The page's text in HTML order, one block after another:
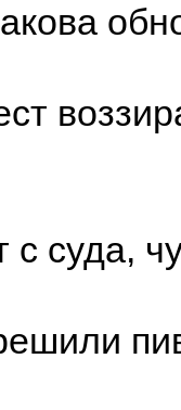
с суда,